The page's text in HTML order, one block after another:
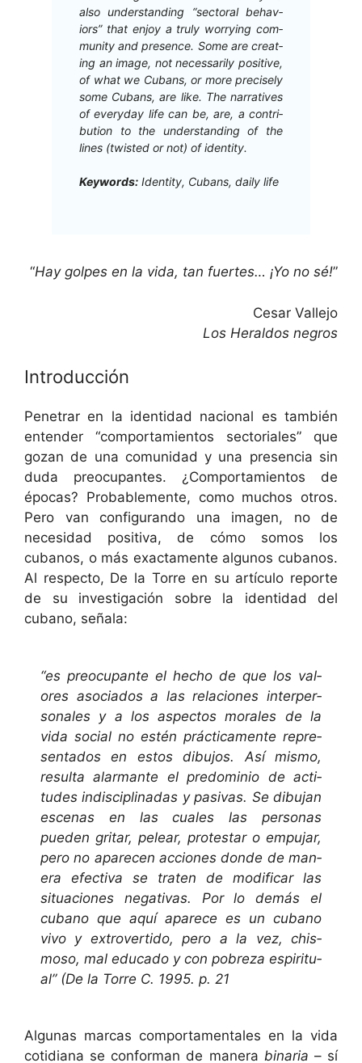
also under­stand­ing “sec­toral behav­
iors” that enjoy a tru­ly wor­ry­ing com­
mu­ni­ty and pres­ence. Some are cre­at­
ing an image, not nec­es­sar­i­ly pos­i­tive,
of what we Cubans, or more pre­cise­ly
some Cubans, are like. The nar­ra­tives
of every­day life can be, are, a con­tri­
bu­tion to the under­stand­ing of the
lines (twist­ed or not) of identity.
Key­words: Iden­ti­ty, Cubans, dai­ly life
“Hay golpes en la vida, tan fuertes… ¡Yo no sé!”
Cesar Valle­jo
Los Her­al­dos negros
Introducción
Pen­e­trar en la iden­ti­dad nacional es tam­bién
enten­der “com­por­tamien­tos sec­to­ri­ales” que
gozan de una comu­nidad y una pres­en­cia sin
duda pre­ocu­pantes. ¿Com­por­tamien­tos de
épocas? Prob­a­ble­mente, como muchos otros.
Pero van con­fig­u­ran­do una ima­gen, no de
necesi­dad pos­i­ti­va, de cómo somos los
cubanos, o más exac­ta­mente algunos cubanos.
Al respec­to, De la Torre en su artícu­lo reporte
de su inves­ti­gación sobre la iden­ti­dad del
cubano, señala:
“es pre­ocu­pante el hecho de que los val­
ores aso­ci­a­dos a las rela­ciones inter­per­
son­ales y a los aspec­tos morales de la
vida social no estén prác­ti­ca­mente rep­re­
sen­ta­dos en estos dibu­jos. Así mis­mo,
resul­ta alar­mante el pre­do­minio de acti­
tudes indis­ci­plinadas y pasi­vas. Se dibu­jan
esce­nas en las cuales las per­sonas
pueden gri­tar, pelear, protes­tar o empu­jar,
pero no apare­cen acciones donde de man­
era efec­ti­va se trat­en de mod­i­ficar las
situa­ciones neg­a­ti­vas. Por lo demás el
cubano que aquí aparece es un cubano
vivo y extro­ver­tido, pero a la vez, chis­
moso, mal edu­ca­do y con pobreza espir­i­tu­
al” (De la Torre C. 1995. p. 21
Algu­nas mar­cas com­por­ta­men­tales en la vida
cotid­i­ana se con­for­man de man­era bina­ria – sí